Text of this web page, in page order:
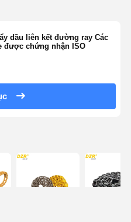
dầu liên kết đường ray Các
được chứng nhận ISO